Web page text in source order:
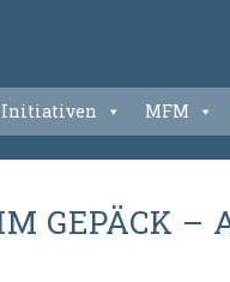
Initiativen MFM
GEPÄCK –